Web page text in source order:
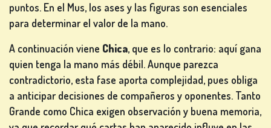
REGÍSTRATE
CONÉCTATE
puntos. En el Mus, los ases y las figuras son esenciales
para determinar el valor de la mano.
A continuación viene Chica, que es lo contrario: aquí gana
quien tenga la mano más débil. Aunque parezca
contradictorio, esta fase aporta complejidad, pues obliga
a anticipar decisiones de compañeros y oponentes. Tanto
Grande como Chica exigen observación y buena memoria,